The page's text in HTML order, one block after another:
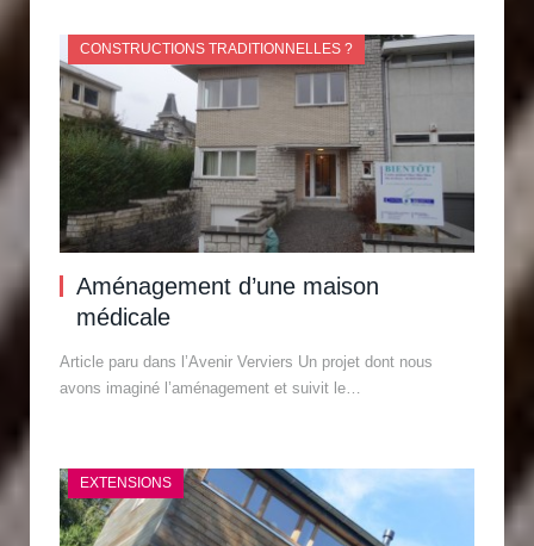
CONSTRUCTIONS TRADITIONNELLES ?
Aménagement d’une maison
médicale
Article paru dans l’Avenir Verviers Un projet dont nous
avons imaginé l’aménagement et suivit le…
EXTENSIONS